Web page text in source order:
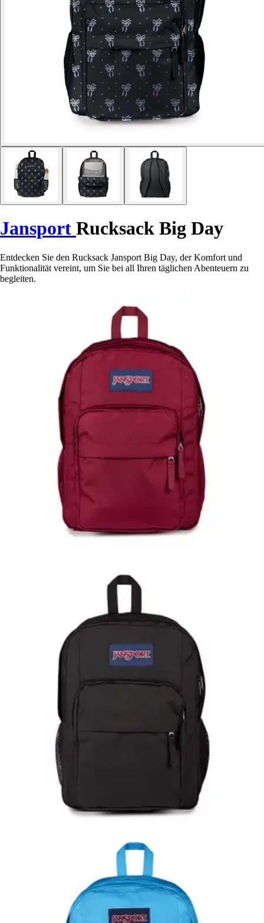
Jansport Rucksack Big Day
Entdecken Sie den Rucksack Jansport Big Day, der Komfort und
Funktionalität vereint, um Sie bei all Ihren täglichen Abenteuern zu
begleiten.